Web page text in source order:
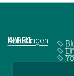
Abteilungen
IMPRS
Jobs
Kontakt